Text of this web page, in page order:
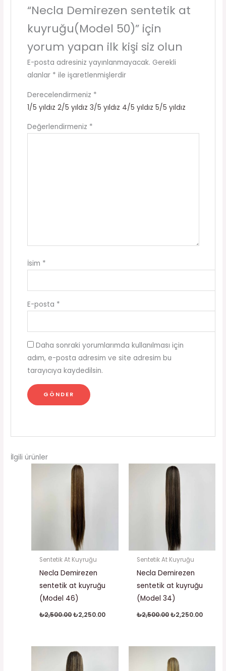
“Necla Demirezen sentetik at
kuyruğu(Model 50)” için
yorum yapan ilk kişi siz olun
E-posta adresiniz yayınlanmayacak. Gerekli
alanlar * ile işaretlenmişlerdir
Derecelendirmeniz *
1/5 yıldız 2/5 yıldız 3/5 yıldız 4/5 yıldız 5/5 yıldız
Değerlendirmeniz *
İsim *
E-posta *
Daha sonraki yorumlarımda kullanılması için
adım, e-posta adresim ve site adresim bu
tarayıcıya kaydedilsin.
İlgili ürünler
Sentetik At Kuyruğu
Necla Demirezen
sentetik at kuyruğu
(Model 46)
₺2,500.00
Orijinal
fiyat:
₺2,500.00.
₺2,250.00
Sentetik At Kuyruğu
Necla Demirezen
sentetik at kuyruğu
(Model 34)
₺2,500.00
Orijinal
fiyat:
₺2,500.00.
₺2,250.00
Orijinal
fiyat:
₺2,500.00.
fiyat:
₺2,500.00.